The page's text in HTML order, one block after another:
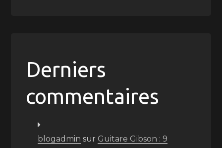
Derniers
commentaires
blogadmin sur Guitare Gibson : 9